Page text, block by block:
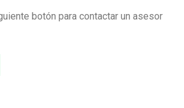
botón para contactar un asesor